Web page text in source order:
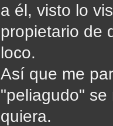
a él, visto lo
propietario de
loco.
Así que me
"peliagudo"
quiera.